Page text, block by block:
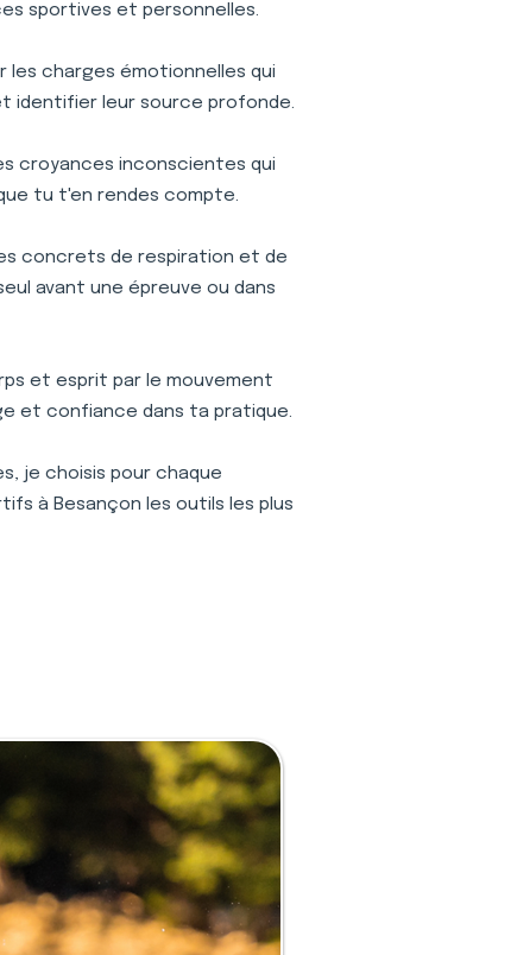
sportives et personnelles.
les charges émotionnelles qui
leur source profonde.
croyances inconscientes qui
tu t'en rendes compte.
concrets de respiration et de
avant une épreuve ou dans
et esprit par le mouvement
et confiance dans ta pratique.
je choisis pour chaque
à Besançon les outils les plus